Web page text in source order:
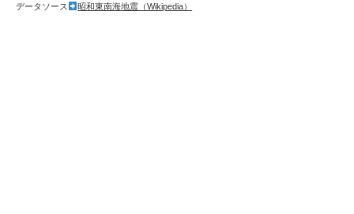
データソース 昭和東南海地震（Wikipedia）